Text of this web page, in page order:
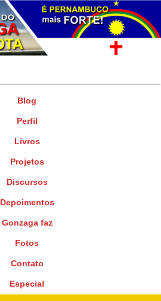
Blog
Perfil
Livros
Projetos
Discursos
Depoimentos
Gonzaga faz
Fotos
Contato
Especial